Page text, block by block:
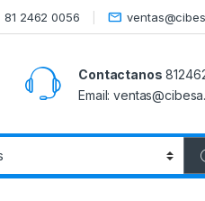
81 2462 0056
Contactanos
Email: